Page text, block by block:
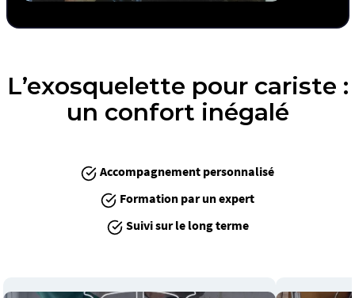
L’exosquelette pour cariste :
un confort inégalé
Accompagnement personnalisé
Formation par un expert
Suivi sur le long terme